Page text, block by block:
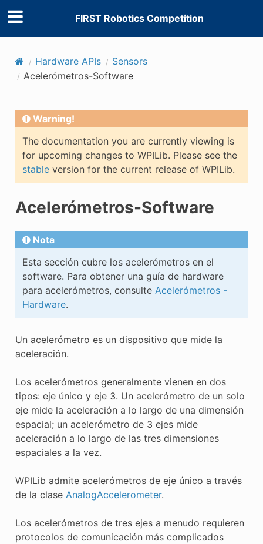
FIRST Robotics Competition
Hardware APIs
Sensors
Acelerómetros-Software
Warning!
The documentation you are currently viewing is
for upcoming changes to WPILib. Please see the
stableversion for the current release of WPILib.
Acelerómetros-Software
Nota
Esta sección cubre los acelerómetros en el
software. Para obtener una guía de hardware
para acelerómetros, consulte Acelerómetros -
Hardware.
Un acelerómetro es un dispositivo que mide la
aceleración.
Los acelerómetros generalmente vienen en dos
tipos: eje único y eje 3. Un acelerómetro de un solo
eje mide la aceleración a lo largo de una dimensión
espacial; un acelerómetro de 3 ejes mide
aceleración a lo largo de las tres dimensiones
espaciales a la vez.
WPILib admite acelerómetros de eje único a través
de la clase AnalogAccelerometer.
Los acelerómetros de tres ejes a menudo requieren
protocolos de comunicación más complicados